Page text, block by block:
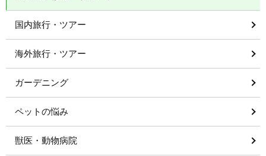
国内旅行・ツアー
海外旅行・ツアー
ガーデニング
ペットの悩み
獣医・動物病院